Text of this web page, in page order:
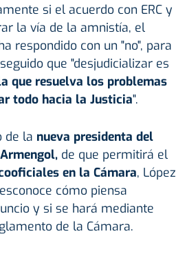
si el acuerdo con ERC y
la vía de la amnistía, el
respondido con un "no", para
que "desjudicializar es
que resuelva los problemas
todo hacia la Justicia".
de la nueva presidenta del
de que permitirá el
en la Cámara, López
cómo piensa
y si se hará mediante
de la Cámara.